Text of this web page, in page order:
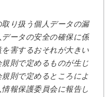
り扱う個人データの漏
ータの安全の確保に係
害するおそれが大きい
則で定めるものが生じ
則で定めるところによ
報保護委員会に報告し